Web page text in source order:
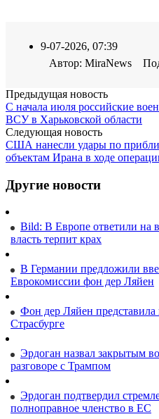
9-07-2026, 07:39
Автор: MiraNews
Предыдущая новость
С начала июля российские
ВСУ в Харьковской области
Следующая новость
США нанесли удары по
объектам Ирана в ходе
Другие новости
Bild: В Европе ответили на
власть терпит крах
В Германии предложили
Еврокомиссии фон дер Ляйен
Фон дер Ляйен
Страсбурге
Эрдоган назвал закрытым
разговоре с Трампом
Эрдоган подтвердил
полноправное членство в ЕС